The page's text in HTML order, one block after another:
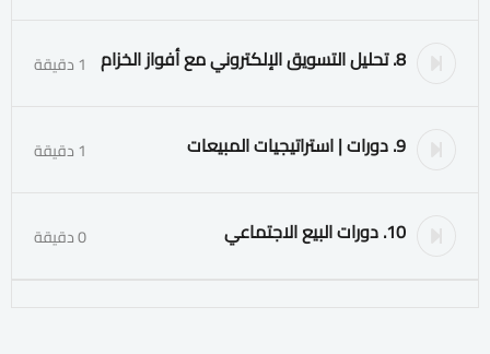
8. تحليل التسويق الإلكتروني مع أفواز الخزام 1 دقيقة
9. دورات | استراتيجيات المبيعات 1 دقيقة
10. دورات البيع الاجتماعي 0 دقيقة